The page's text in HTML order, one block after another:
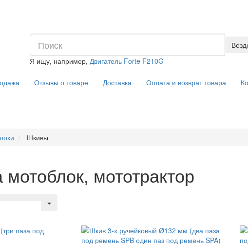
Я ищу, например,Двигатель Forte F210G
Отзывы о товаре Доставка Оплата и возврат товара
Шкивы
мототрактор